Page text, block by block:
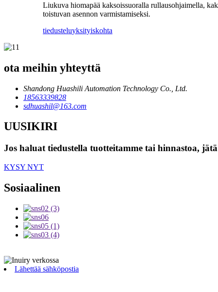
Liukuva hiomapää kaksoissuoralla rullausohjaimella,
toistuvan asennon varmistamiseksi.
tiedusteluyksityiskohta
ota meihin yhteyttä
Shandong Huashili Automation Technology Co., Ltd.
18563339828
sdhuashil@163.com
UUSIKIRI
Jos haluat tiedustella tuotteitamme tai hinnastoa,
KYSY NYT
Sosiaalinen
Lähettää sähköpostia